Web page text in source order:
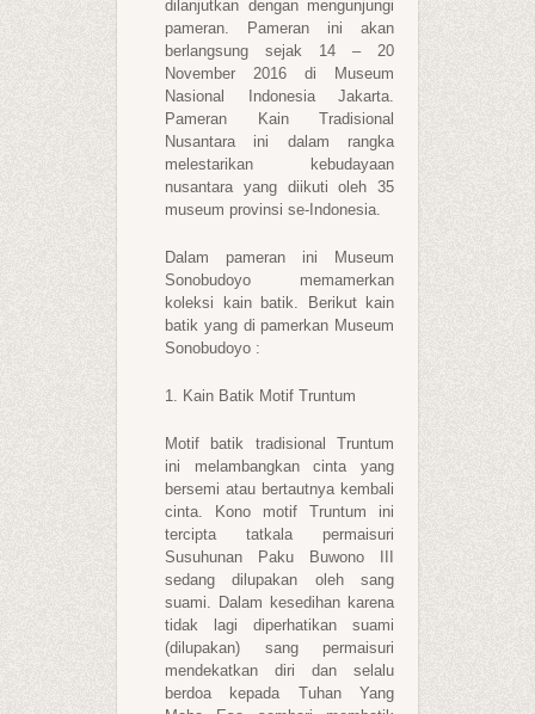
dilanjutkan dengan mengunjungi
pameran. Pameran ini akan
berlangsung sejak 14 – 20
November 2016 di Museum
Nasional Indonesia Jakarta.
Pameran Kain Tradisional
Nusantara ini dalam rangka
melestarikan kebudayaan
nusantara yang diikuti oleh 35
museum provinsi se-Indonesia.
Dalam pameran ini Museum
Sonobudoyo memamerkan
koleksi kain batik. Berikut kain
batik yang di pamerkan Museum
Sonobudoyo :
1. Kain Batik Motif Truntum
Motif batik tradisional Truntum
ini melambangkan cinta yang
bersemi atau bertautnya kembali
cinta. Kono motif Truntum ini
tercipta tatkala permaisuri
Susuhunan Paku Buwono III
sedang dilupakan oleh sang
suami. Dalam kesedihan karena
tidak lagi diperhatikan suami
(dilupakan) sang permaisuri
mendekatkan diri dan selalu
berdoa kepada Tuhan Yang